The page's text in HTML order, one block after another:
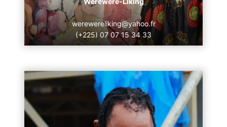
werewereliking@yahoo.fr
(+225) 07 07 15 34 33